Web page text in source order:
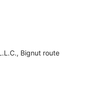
Bignut route